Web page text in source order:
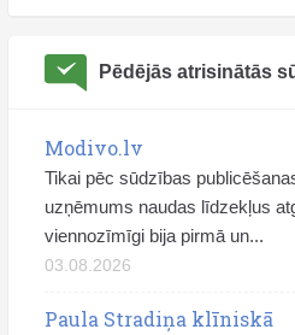
Pēdējās atrisinātās
Modivo.lv
Tikai pēc sūdzības
uzņēmums naudas līdzekļus
viennozīmīgi bija pirmā un...
03.08.2026
Paula Stradiņa klīniskā